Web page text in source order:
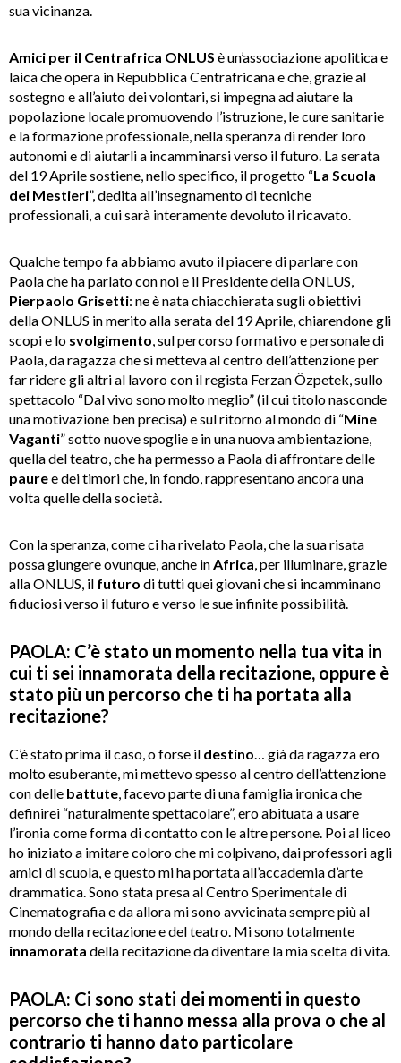
sua vicinanza.
Amici per il Centrafrica ONLUS è un’associazione apolitica e
laica che opera in Repubblica Centrafricana e che, grazie al
sostegno e all’aiuto dei volontari, si impegna ad aiutare la
popolazione locale promuovendo l’istruzione, le cure sanitarie
e la formazione professionale, nella speranza di render loro
autonomi e di aiutarli a incamminarsi verso il futuro. La serata
del 19 Aprile sostiene, nello specifico, il progetto “La Scuola
dei Mestieri”, dedita all’insegnamento di tecniche
professionali, a cui sarà interamente devoluto il ricavato.
Qualche tempo fa abbiamo avuto il piacere di parlare con
Paola che ha parlato con noi e il Presidente della ONLUS,
Pierpaolo Grisetti: ne è nata chiacchierata sugli obiettivi
della ONLUS in merito alla serata del 19 Aprile, chiarendone gli
scopi e lo svolgimento , sul percorso formativo e personale di
Paola, da ragazza che si metteva al centro dell’attenzione per
far ridere gli altri al lavoro con il regista Ferzan Özpetek, sullo
spettacolo “Dal vivo sono molto meglio” (il cui titolo nasconde
una motivazione ben precisa) e sul ritorno al mondo di “Mine
Vaganti” sotto nuove spoglie e in una nuova ambientazione,
quella del teatro, che ha permesso a Paola di affrontare delle
pauree dei timori che, in fondo, rappresentano ancora una
volta quelle della società.
Con la speranza, come ci ha rivelato Paola, che la sua risata
possa giungere ovunque, anche in Africa , per illuminare, grazie
alla ONLUS, il futuro di tutti quei giovani che si incamminano
fiduciosi verso il futuro e verso le sue infinite possibilità.
PAOLA: C’è stato un momento nella tua vita in
cui ti sei innamorata della recitazione, oppure è
stato più un percorso che ti ha portata alla
recitazione?
C’è stato prima il caso, o forse il destino … già da ragazza ero
molto esuberante, mi mettevo spesso al centro dell’attenzione
con delle battute , facevo parte di una famiglia ironica che
definirei “naturalmente spettacolare”, ero abituata a usare
l’ironia come forma di contatto con le altre persone. Poi al liceo
ho iniziato a imitare coloro che mi colpivano, dai professori agli
amici di scuola, e questo mi ha portata all’accademia d’arte
drammatica. Sono stata presa al Centro Sperimentale di
Cinematografia e da allora mi sono avvicinata sempre più al
mondo della recitazione e del teatro. Mi sono totalmente
innamorata della recitazione da diventare la mia scelta di vita.
PAOLA: Ci sono stati dei momenti in questo
percorso che ti hanno messa alla prova o che al
contrario ti hanno dato particolare